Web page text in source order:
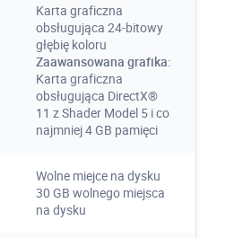
Karta graficzna
obsługująca 24-bitowy
głębię koloru
Zaawansowana grafika:
Karta graficzna
obsługująca DirectX®
11 z Shader Model 5 i co
najmniej 4 GB pamięci
Wolne miejce na dysku
30 GB wolnego miejsca
na dysku